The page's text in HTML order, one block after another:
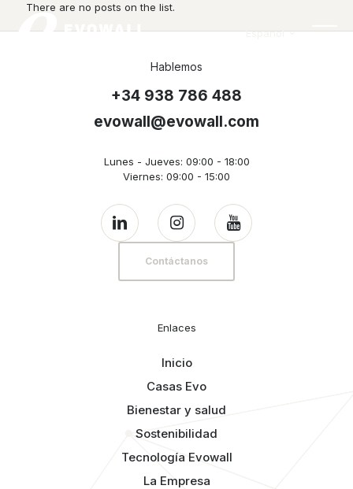
Español
There are no posts on the list.
Hablemos
+34 938 786 488
evowall@evowall.com
Lunes - Jueves: 09:00 - 18:00
Viernes: 09:00 - 15:00
Contáctanos
Enlaces
Inicio
Casas Evo
Bienestar y salud
Sostenibilidad
Tecnología Evowall
La Empresa